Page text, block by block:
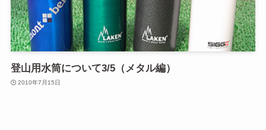
登山用水筒について3/5（メタル編）
2010年7月15日